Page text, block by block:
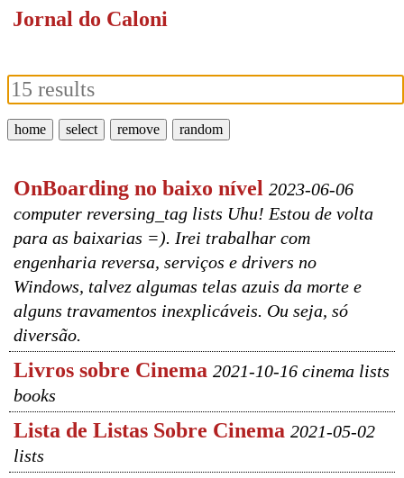
Jornal do Caloni
home select remove random
OnBoarding no baixo nível 2023-06-06
computer reversing_tag lists Uhu! Estou de volta
para as baixarias =). Irei trabalhar com
engenharia reversa, serviços e drivers no
Windows, talvez algumas telas azuis da morte e
alguns travamentos inexplicáveis. Ou seja, só
diversão.
Livros sobre Cinema 2021-10-16 cinema lists
books
Lista de Listas Sobre Cinema 2021-05-02
lists